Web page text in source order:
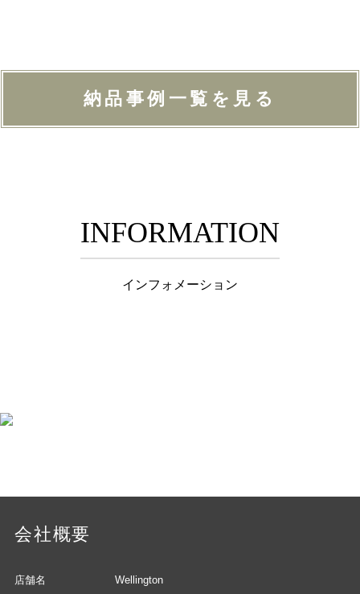
納品事例一覧を見る
INFORMATION
インフォメーション
会社概要
店舗名 Wellington